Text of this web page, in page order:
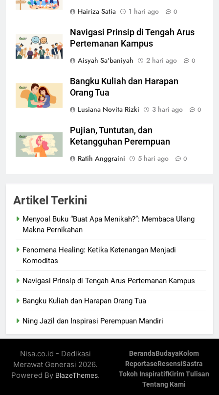
Hairiza Satia
1 hari ago 0
Navigasi Prinsip di Tengah Arus
Pertemanan Kampus
Aisyah Sa'baniyah
2 hari ago 0
Bangku Kuliah dan Harapan
Orang Tua
Lusiana Novita Rizki
3 hari ago 0
Pujian, Tuntutan, dan
Ketangguhan Perempuan
Ratih Anggraini
5 hari ago 0
Artikel Terkini
Menyoal Buku “Buat Apa Menikah?”: Membaca Ulang
Makna Pernikahan
Fenomena Healing: Ketika Ketenangan Menjadi
Komoditas
Navigasi Prinsip di Tengah Arus Pertemanan Kampus
Bangku Kuliah dan Harapan Orang Tua
Ning Jazil dan Inspirasi Perempuan Mandiri
Nisa.co.id - Dedikasi
Merawat Generasi 2026.
Powered By BlazeThemes.
BerandaBudayaKolom
ReportaseResensiSastra
Tokoh InspiratifKirim Tulisan
Tentang Kami